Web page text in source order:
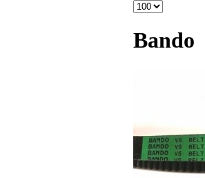
Bando